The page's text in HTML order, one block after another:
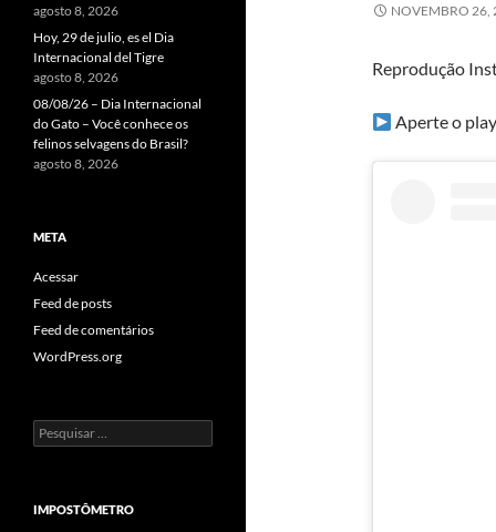
NOVEMBRO 26,
Reprodução
Aperte o
agosto 8, 2026
Hoy, 29 de julio, es el Dia
Internacional del Tigre
agosto 8, 2026
08/08/26 – Dia Internacional
do Gato – Você conhece os
felinos selvagens do Brasil?
agosto 8, 2026
META
Acessar
Feed de posts
Feed de comentários
WordPress.org
Pesquisar
por:
IMPOSTÔMETRO